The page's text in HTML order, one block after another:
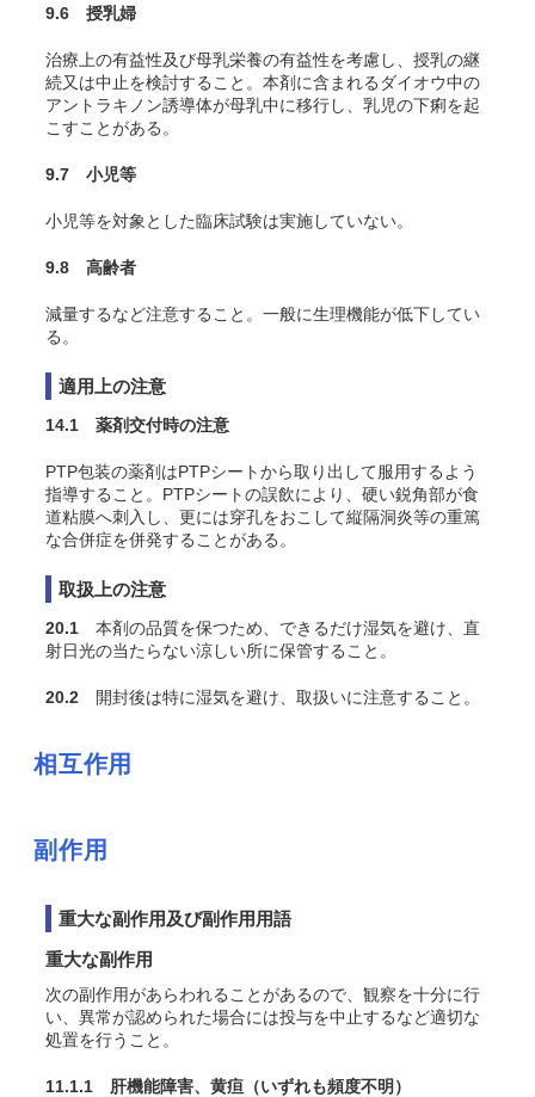
9.6 授乳婦
治療上の有益性及び母乳栄養の有益性を考慮し、授乳の継
続又は中止を検討すること。本剤に含まれるダイオウ中の
アントラキノン誘導体が母乳中に移行し、乳児の下痢を起
こすことがある。
9.7 小児等
小児等を対象とした臨床試験は実施していない。
9.8 高齢者
減量するなど注意すること。一般に生理機能が低下してい
る。
適用上の注意
14.1 薬剤交付時の注意
PTP包装の薬剤はPTPシートから取り出して服用するよう
指導すること。PTPシートの誤飲により、硬い鋭角部が食
道粘膜へ刺入し、更には穿孔をおこして縦隔洞炎等の重篤
な合併症を併発することがある。
取扱上の注意
20.1 本剤の品質を保つため、できるだけ湿気を避け、直
射日光の当たらない涼しい所に保管すること。
20.2 開封後は特に湿気を避け、取扱いに注意すること。
相互作用
副作用
重大な副作用及び副作用用語
重大な副作用
次の副作用があらわれることがあるので、観察を十分に行
い、異常が認められた場合には投与を中止するなど適切な
処置を行うこと。
11.1.1 肝機能障害、黄疸 （いずれも頻度不明）